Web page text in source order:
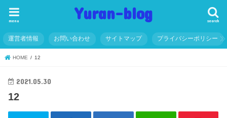
Yuran-blog search
menu
運営者情報 お問い合わせ サイトマップ プライバシーポリシー
HOME 12
2021.05.30
12